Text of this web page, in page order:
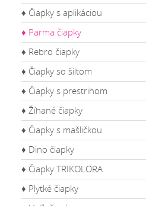
♦ Čiapky s aplikáciou
♦ Parma čiapky
♦ Rebro čiapky
♦ Čiapky so šiltom
♦ Čiapky s prestrihom
♦ Žíhané čiapky
♦ Čiapky s mašličkou
♦ Dino čiapky
♦ Čiapky TRIKOLORA
♦ Plytké čiapky